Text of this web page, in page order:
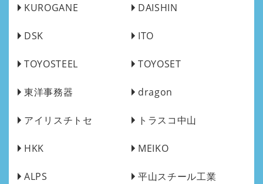
KUROGANE DAISHIN
DSK ITO
TOYOSTEEL TOYOSET
東洋事務器 dragon
アイリスチトセ トラスコ中山
HKK MEIKO
ALPS 平山スチール工業